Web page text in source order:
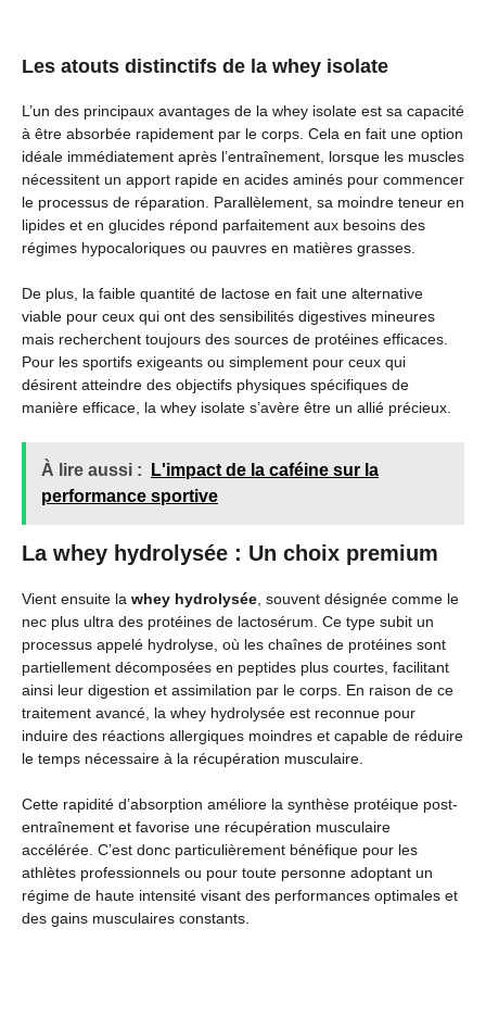
Les atouts distinctifs de la whey isolate
L’un des principaux avantages de la whey isolate est sa capacité
à être absorbée rapidement par le corps. Cela en fait une option
idéale immédiatement après l’entraînement, lorsque les muscles
nécessitent un apport rapide en acides aminés pour commencer
le processus de réparation. Parallèlement, sa moindre teneur en
lipides et en glucides répond parfaitement aux besoins des
régimes hypocaloriques ou pauvres en matières grasses.
De plus, la faible quantité de lactose en fait une alternative
viable pour ceux qui ont des sensibilités digestives mineures
mais recherchent toujours des sources de protéines efficaces.
Pour les sportifs exigeants ou simplement pour ceux qui
désirent atteindre des objectifs physiques spécifiques de
manière efficace, la whey isolate s’avère être un allié précieux.
À lire aussi :
L'impact de la caféine sur la
performance sportive
La whey hydrolysée : Un choix premium
Vient ensuite la whey hydrolysée , souvent désignée comme le
nec plus ultra des protéines de lactosérum. Ce type subit un
processus appelé hydrolyse, où les chaînes de protéines sont
partiellement décomposées en peptides plus courtes, facilitant
ainsi leur digestion et assimilation par le corps. En raison de ce
traitement avancé, la whey hydrolysée est reconnue pour
induire des réactions allergiques moindres et capable de réduire
le temps nécessaire à la récupération musculaire.
Cette rapidité d’absorption améliore la synthèse protéique post-
entraînement et favorise une récupération musculaire
accélérée. C’est donc particulièrement bénéfique pour les
athlètes professionnels ou pour toute personne adoptant un
régime de haute intensité visant des performances optimales et
des gains musculaires constants.